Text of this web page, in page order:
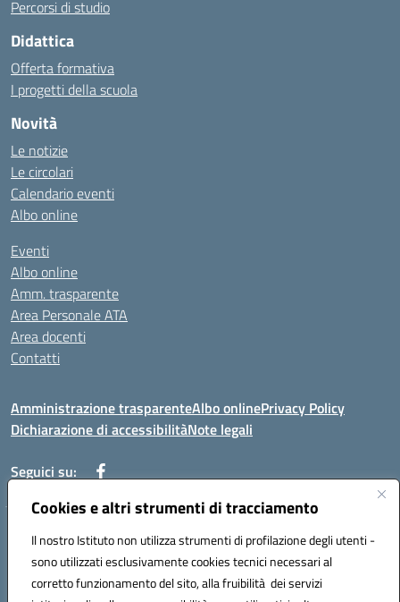
Cookies e altri strumenti di tracciamento
Il nostro Istituto non utilizza strumenti di profilazione degli utenti -
sono utilizzati esclusivamente cookies tecnici necessari al
corretto funzionamento del sito, alla fruibilità dei servizi
Percorsi di studio
Didattica
Offerta formativa
I progetti della scuola
Novità
Le notizie
Le circolari
Calendario eventi
Albo online
Eventi
Albo online
Amm. trasparente
Area Personale ATA
Area docenti
Contatti
Amministrazione trasparenteAlbo onlinePrivacy Policy
Dichiarazione di accessibilitàNote legali
Seguici su:
Indirizzo: VIA BRECCIAME, 46 - 81024 MADDALONI (CE)
Mail: CEIC8AU001@istruzione.it - Pec: CEIC8AU001@pec.istruzione.it -
Telefono: 0823408721
Meccanografico: CEIC8AU001